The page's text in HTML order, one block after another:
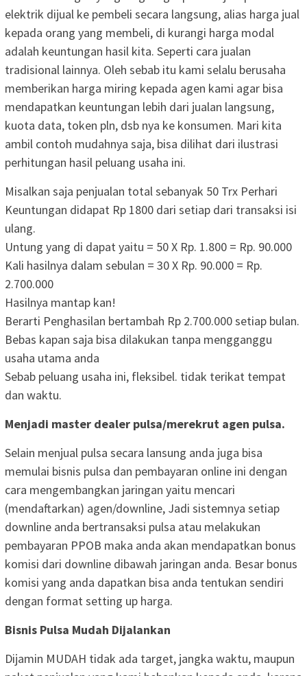
elektrik dijual ke pembeli secara langsung, alias harga jual
kepada orang yang membeli, di kurangi harga modal
adalah keuntungan hasil kita. Seperti cara jualan
tradisional lainnya. Oleh sebab itu kami selalu berusaha
memberikan harga miring kepada agen kami agar bisa
mendapatkan keuntungan lebih dari jualan langsung,
kuota data, token pln, dsb nya ke konsumen. Mari kita
ambil contoh mudahnya saja, bisa dilihat dari ilustrasi
perhitungan hasil peluang usaha ini.
Misalkan saja penjualan total sebanyak 50 Trx Perhari
Keuntungan didapat Rp 1800 dari setiap dari transaksi isi
ulang.
Untung yang di dapat yaitu = 50 X Rp. 1.800 = Rp. 90.000
Kali hasilnya dalam sebulan = 30 X Rp. 90.000 = Rp.
2.700.000
Hasilnya mantap kan!
Berarti Penghasilan bertambah Rp 2.700.000setiap bulan.
Bebas kapan saja bisa dilakukan tanpa mengganggu
usaha utama anda
Sebab peluang usaha ini, fleksibel. tidak terikat tempat
dan waktu.
Menjadi master dealer pulsa/merekrut agen pulsa.
Selain menjual pulsa secara lansung anda juga bisa
memulai bisnis pulsa dan pembayaran online ini dengan
cara mengembangkan jaringan yaitu mencari
(mendaftarkan) agen/downline, Jadi sistemnya setiap
downline anda bertransaksi pulsa atau melakukan
pembayaran PPOB maka anda akan mendapatkan bonus
komisi dari downline dibawah jaringan anda. Besar bonus
komisi yang anda dapatkan bisa anda tentukan sendiri
dengan format setting up harga.
Bisnis Pulsa Mudah Dijalankan
Dijamin MUDAH tidak ada target, jangka waktu, maupun